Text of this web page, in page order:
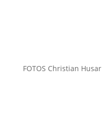
FOTOS Christian Husar